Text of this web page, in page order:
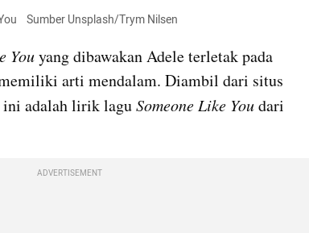
Sumber Unsplash/Trym Nilsen
You yang dibawakan Adele terletak pada
adalah lirik lagu Someone Like You dari
ADVERTISEMENT